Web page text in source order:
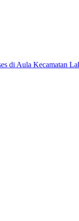
di Aula Kecamatan